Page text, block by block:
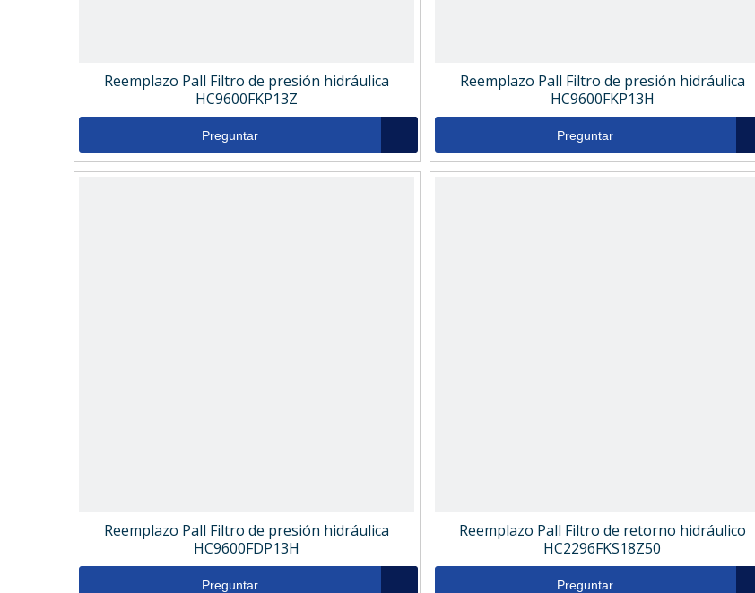
Reemplazo Pall Filtro de presión hidráulica
HC9600FKP13Z
Preguntar
Reemplazo Pall Filtro de presión hidráulica
HC9600FKP13H
Preguntar
Reemplazo Pall Filtro de presión hidráulica
HC9600FDP13H
Preguntar
Reemplazo Pall Filtro de retorno hidráulico
HC2296FKS18Z50
Preguntar